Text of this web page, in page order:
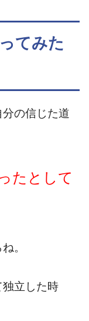
てみた
の信じた道
たとして
。
立した時